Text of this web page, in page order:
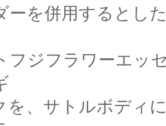
ーを併用するとし
フジフラワーエッ
を、サトルボディ